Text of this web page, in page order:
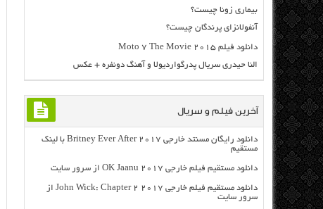
بیماری زونا چیست؟
آنفولانزای پرندگان چیست؟
دانلود فیلم Moto 7 The Movie 2015
النا حیدری سریال پدرگواردیولا و آهنگ دونفره + عکس
آخرین فیلم و سریال
دانلود رایگان مسنتد خارجی Britney Ever After 2017 با لینک
مستقیم
دانلود مستقیم فیلم خارجی OK Jaanu 2017 از سرور سایت
دانلود مستقیم فیلم خارجی John Wick: Chapter 2 2017 از
سرور سایت